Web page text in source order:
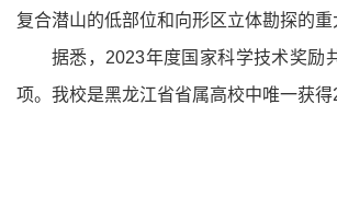
复合潜山的低部位和向形区立体勘探的重
据悉，2023年度国家科学技术奖励
项。我校是黑龙江省省属高校中唯一获